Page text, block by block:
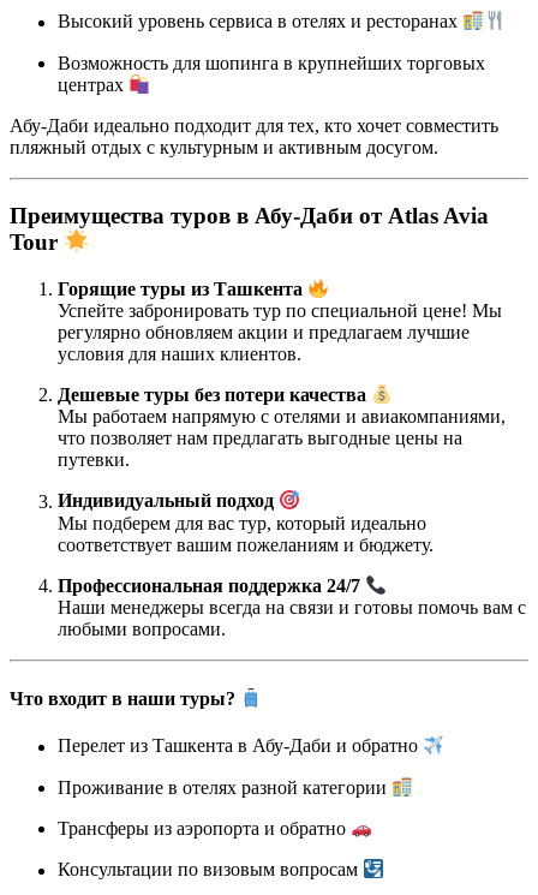
Высокий уровень сервиса в отелях и ресторанах
Возможность для шопинга в крупнейших торговых
центрах
Абу-Даби идеально подходит для тех, кто хочет совместить
пляжный отдых с культурным и активным досугом.
Преимущества туров в Абу-Даби от Atlas Avia
Tour
Горящие туры из Ташкента
Успейте забронировать тур по специальной цене! Мы
регулярно обновляем акции и предлагаем лучшие
условия для наших клиентов.
Дешевые туры без потери качества
Мы работаем напрямую с отелями и авиакомпаниями,
что позволяет нам предлагать выгодные цены на
путевки.
Индивидуальный подход
Мы подберем для вас тур, который идеально
соответствует вашим пожеланиям и бюджету.
Профессиональная поддержка 24/7
Наши менеджеры всегда на связи и готовы помочь вам с
любыми вопросами.
Что входит в наши туры?
Перелет из Ташкента в Абу-Даби и обратно
Проживание в отелях разной категории
Трансферы из аэропорта и обратно
Консультации по визовым вопросам